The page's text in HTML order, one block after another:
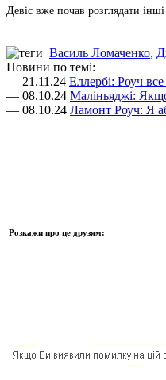
Девіс вже почав розглядати
Василь Ломаченко,
Новини по темі:
— 21.11.24 Еллербі: Роуч
— 08.10.24 Маліньяджі:
— 08.10.24 Ламонт Роуч: Я
Розкажи про це друзям: